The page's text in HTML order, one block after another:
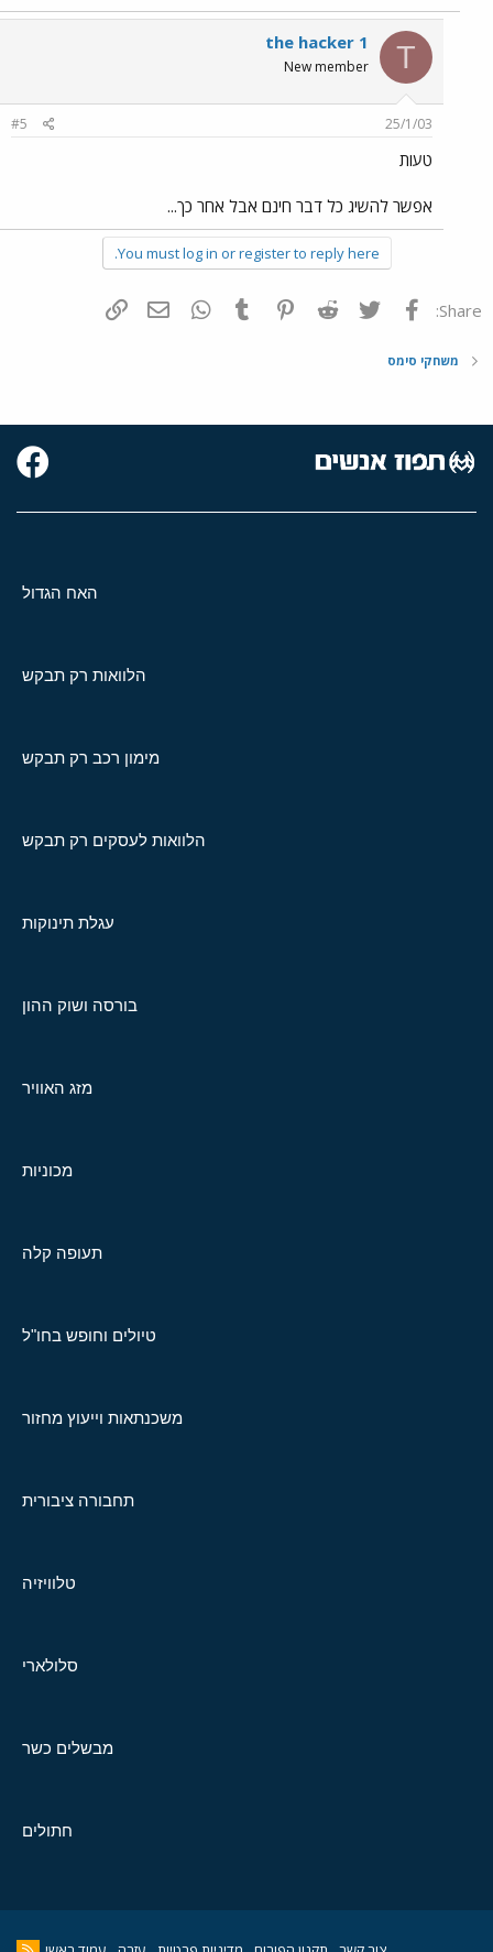
T
the hacker 1
New member
25/1/03
#5
טעות
אפשר להשיג כל דבר חינם אבל אחר כך...
You must log in or register to reply here.
Share: פייסבוק Twitter
Reddit
Pinterest
Tumblr
WhatsAppדואר אלקטרוני
משחקי סימס
האח הגדול
הלוואות רק תבקש
מימון רכב רק תבקש
הלוואות לעסקים רק תבקש
עגלת תינוקות
בורסה ושוק ההון
מזג האוויר
מכוניות
תעופה קלה
טיולים וחופש בחו"ל
משכנתאות וייעוץ מחזור
תחבורה ציבורית
טלוויזיה
סלולארי
מבשלים כשר
חתולים